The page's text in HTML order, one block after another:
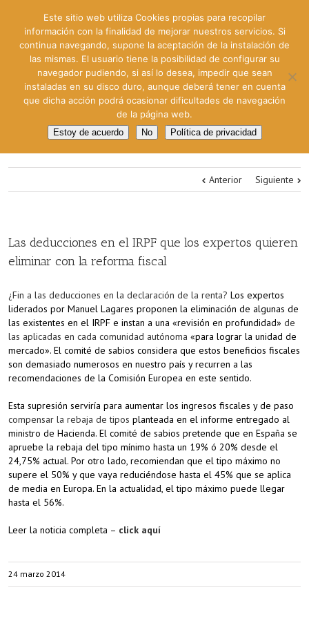
Anterior Siguiente
Las deducciones en el IRPF que los expertos quieren
eliminar con la reforma fiscal
¿Fin a las deducciones en la declaración de la renta? Los expertos
liderados por Manuel Lagares proponen la eliminación de algunas de
las existentes en el IRPF e instan a una «revisión en profundidad» de
las aplicadas en cada comunidad autónoma «para lograr la unidad de
mercado». El comité de sabios considera que estos beneficios fiscales
son demasiado numerosos en nuestro país y recurren a las
recomendaciones de la Comisión Europea en este sentido.
Esta supresión serviría para aumentar los ingresos fiscales y de paso
compensar la rebaja de tipos planteada en el informe entregado al
ministro de Hacienda. El comité de sabios pretende que en España se
apruebe la rebaja del tipo mínimo hasta un 19% ó 20% desde el
24,75% actual. Por otro lado, recomiendan que el tipo máximo no
supere el 50% y que vaya reduciéndose hasta el 45% que se aplica
de media en Europa. En la actualidad, el tipo máximo puede llegar
hasta el 56%.
Leer la noticia completa – click aquí
24 marzo 2014
Este sitio web utiliza Cookies propias para recopilar
información con la finalidad de mejorar nuestros servicios. Si
continua navegando, supone la aceptación de la instalación de
las mismas. El usuario tiene la posibilidad de configurar su
navegador pudiendo, si así lo desea, impedir que sean
instaladas en su disco duro, aunque deberá tener en cuenta
que dicha acción podrá ocasionar dificultades de navegación
de la página web.
Estoy de acuerdo No Política de privacidad